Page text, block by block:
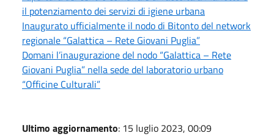
il potenziamento dei servizi di igiene urbana
Inaugurato ufficialmente il nodo di Bitonto del network
regionale “Galattica – Rete Giovani Puglia”
Domani l’inaugurazione del nodo “Galattica – Rete
Giovani Puglia” nella sede del laboratorio urbano
“Officine Culturali”
Ultimo aggiornamento: 15 luglio 2023, 00:09